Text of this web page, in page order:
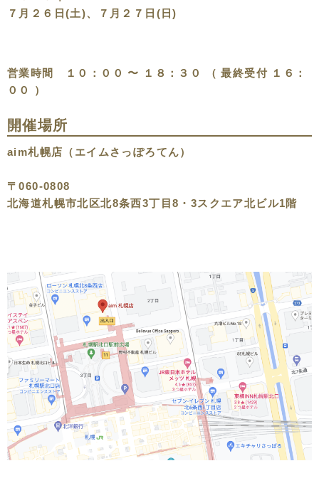
７月２６日(土)、７月２７日(日)
営業時間 １０：００ 〜 １８：３０ （ 最終受付 １６：
００ ）
開催場所
aim札幌店（エイムさっぽろてん）
〒060-0808
北海道札幌市北区北8条西3丁目8・3スクエア北ビル1階